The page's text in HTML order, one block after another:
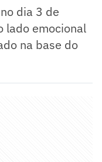
dia 3 de
lado emocional
na base do